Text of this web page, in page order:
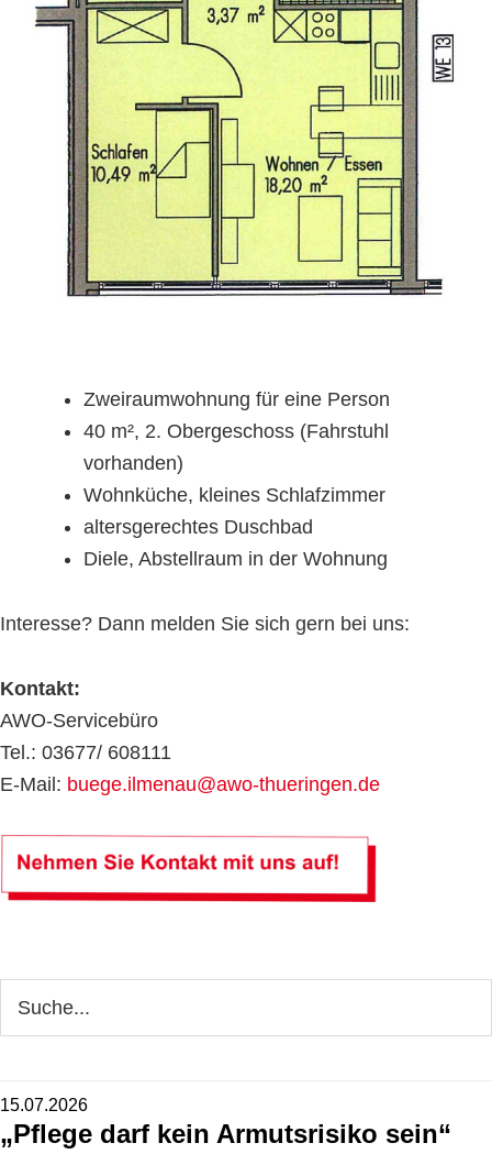
Zweiraumwohnung für eine Person
40 m², 2. Obergeschoss (Fahrstuhl
vorhanden)
Wohnküche, kleines Schlafzimmer
altersgerechtes Duschbad
Diele, Abstellraum in der Wohnung
Interesse? Dann melden Sie sich gern bei uns:
Kontakt:
AWO-Servicebüro
Tel.: 03677/ 608111
E-Mail: buege.ilmenau@awo-thueringen.de
Seitenspalte
durchsuchen
15.07.2026
„Pflege darf kein Armutsrisiko sein“